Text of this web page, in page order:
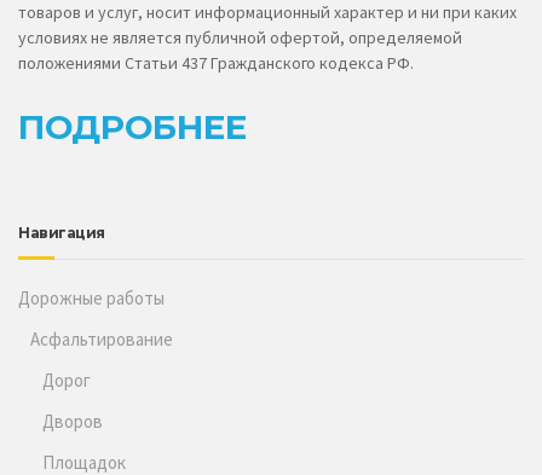
товаров и услуг, носит информационный характер и ни при каких
условиях не является публичной офертой, определяемой
положениями Статьи 437 Гражданского кодекса РФ.
ПОДРОБНЕЕ
Навигация
Дорожные работы
Асфальтирование
Дорог
Дворов
Площадок